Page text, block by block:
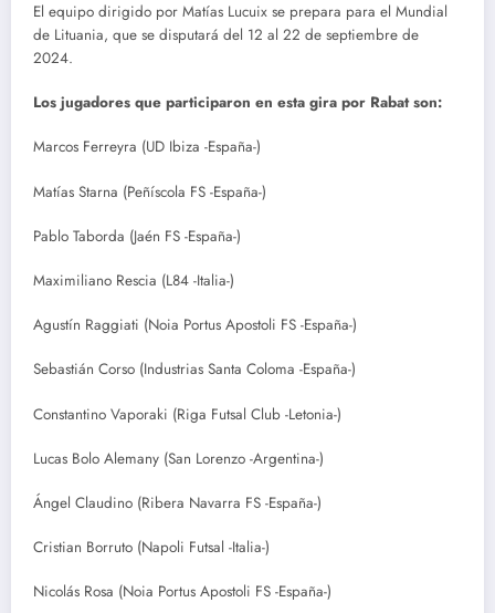
El equipo dirigido por Matías Lucuix se prepara para el Mundial
de Lituania, que se disputará del 12 al 22 de septiembre de
2024.
Los jugadores que participaron en esta gira por Rabat son:
Marcos Ferreyra (UD Ibiza -España-)
Matías Starna (Peñíscola FS -España-)
Pablo Taborda (Jaén FS -España-)
Maximiliano Rescia (L84 -Italia-)
Agustín Raggiati (Noia Portus Apostoli FS -España-)
Sebastián Corso (Industrias Santa Coloma -España-)
Constantino Vaporaki (Riga Futsal Club -Letonia-)
Lucas Bolo Alemany (San Lorenzo -Argentina-)
Ángel Claudino (Ribera Navarra FS -España-)
Cristian Borruto (Napoli Futsal -Italia-)
Nicolás Rosa (Noia Portus Apostoli FS -España-)